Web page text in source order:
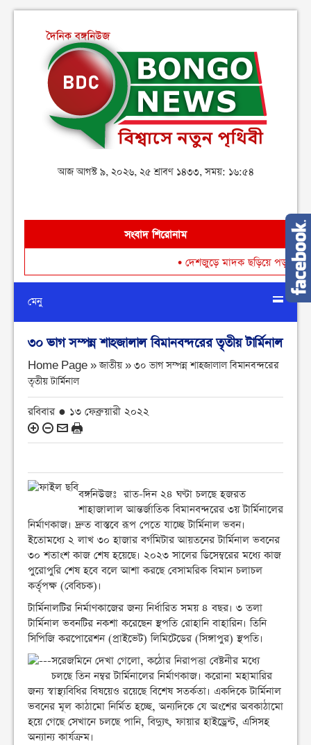
আজ আগস্ট ৯, ২০২৬, ২৫ শ্রাবণ ১৪৩৩, সময়: ১৬:৫৪
সংবাদ শিরোনাম
দেশজুড়ে মাদক ছড়িয়ে পড়া রোধে
মেনু
৩০ ভাগ সম্পন্ন শাহজালাল বিমানবন্দরের তৃতীয় টার্মিনাল
Home Page » জাতীয় » ৩০ ভাগ সম্পন্ন শাহজালাল বিমানবন্দরের
তৃতীয় টার্মিনাল
রবিবার ● ১৩ ফেব্রুয়ারী ২০২২
বঙ্গনিউজঃ রাত-দিন ২৪ ঘণ্টা চলছে হজরত
শাহাজালাল আন্তর্জাতিক বিমানবন্দরের ৩য় টার্মিনালের
নির্মাণকাজ। দ্রুত বাস্তবে রূপ পেতে যাচ্ছে টার্মিনাল ভবন।
ইতোমধ্যে ২ লাখ ৩০ হাজার বর্গমিটার আয়তনের টার্মিনাল ভবনের
৩০ শতাংশ কাজ শেষ হয়েছে। ২০২৩ সালের ডিসেম্বরের মধ্যে কাজ
পুরোপুরি শেষ হবে বলে আশা করছে বেসামরিক বিমান চলাচল
কর্তৃপক্ষ (বেবিচক)।
টার্মিনালটির নির্মাণকাজের জন্য নির্ধারিত সময় ৪ বছর। ৩ তলা
টার্মিনাল ভবনটির নকশা করেছেন স্থপতি রোহানি বাহারিন। তিনি
সিপিজি করপোরেশন (প্রাইভেট) লিমিটেডের (সিঙ্গাপুর) স্থপতি।
সরেজমিনে দেখা গেলো, কঠোর নিরাপত্তা বেষ্টনীর মধ্যে
চলছে তিন নম্বর টার্মিনালের নির্মাণকাজ। করোনা মহামারির
জন্য স্বাস্থ্যবিধির বিষয়েও রয়েছে বিশেষ সতর্কতা। একদিকে টার্মিনাল
ভবনের মূল কাঠামো নির্মিত হচ্ছে, অন্যদিকে যে অংশের অবকাঠামো
হয়ে গেছে সেখানে চলছে পানি, বিদ্যুৎ, ফায়ার হাইড্রেন্ট, এসিসহ
অন্যান্য কার্যক্রম।